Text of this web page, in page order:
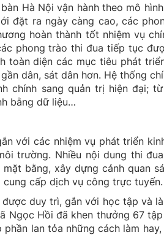
Hà Nội vận hành theo mô
đặt ra ngày càng cao, các
hoàn thành tốt nhiệm vụ
phong trào thi đua tiếp tục
toàn diện các mục tiêu phát
dân, sát dân hơn. Hệ thống
chính sang quản trị hiện đại;
bằng dữ liệu…
với các nhiệm vụ phát triển
trường. Nhiều nội dung thi
bằng, xây dựng cảnh quan
cấp dịch vụ công trực tuyến.
duy trì, gắn với học tập và
Ngọc Hồi đã khen thưởng 67
lan tỏa những cách làm